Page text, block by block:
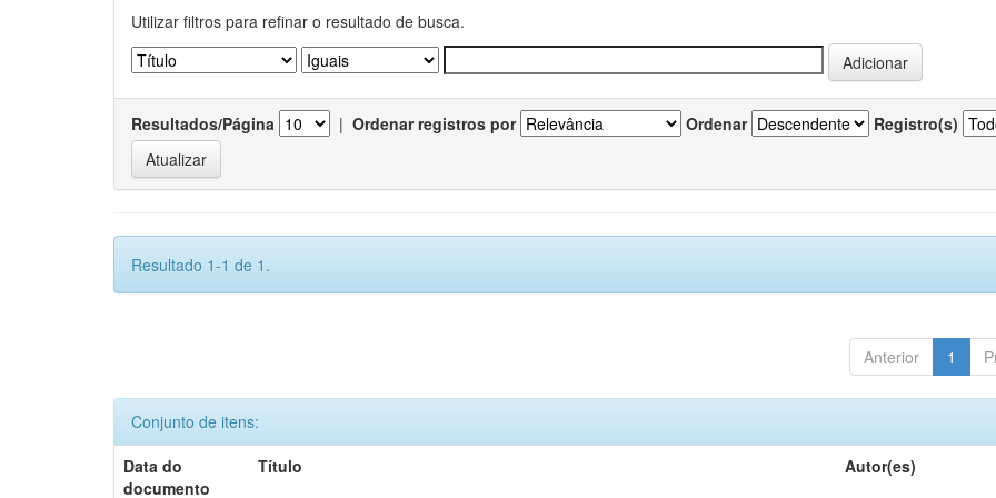
Utilizar filtros para refinar o resultado de busca.
Resultados/Página | Ordenar registros por Ordenar Registro(s)
Resultado 1-1 de 1.
Anterior 1
Conjunto de itens:
Data do
documento
Título Autor(es)